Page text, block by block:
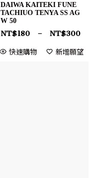
DAIWA KAITEKI FUNE
TACHIUO TENYA SS AG
W 50
NT$180 – NT$300
快速購物 新增願望